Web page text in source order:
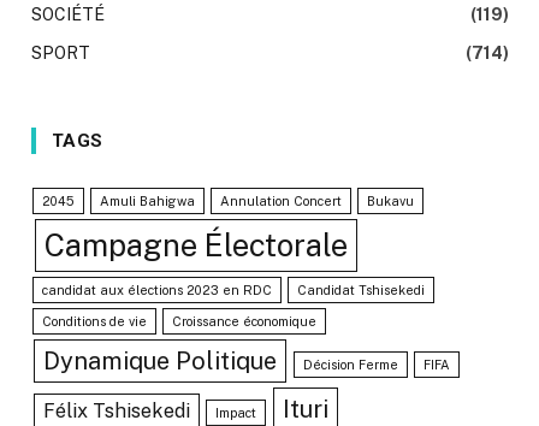
SOCIÉTÉ
(119)
SPORT
(714)
TAGS
2045 Amuli Bahigwa Annulation Concert Bukavu
Campagne Électorale
candidat aux élections 2023 en RDC Candidat Tshisekedi
Conditions de vie Croissance économique
Dynamique Politique Décision Ferme FIFA
Félix Tshisekedi Impact Ituri